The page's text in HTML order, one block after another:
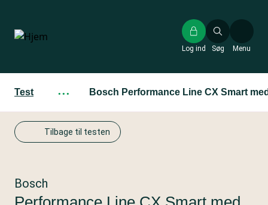
hovedindhold
Søg
Log ind Menu
Test ··· Bosch Performance Line CX Smart
Tilbage til testen
Bosch